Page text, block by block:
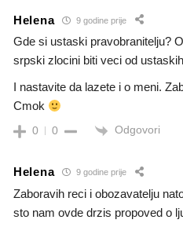
Helena 9 godine prije
Gde si ustaski pravobranitelju?
srpski zlocini biti veci od
I nastavite da lazete i o meni.
Cmok
0 0 Odgovori
Helena 9 godine prije
Zaboravih reci i obozavatelju
sto nam ovde drzis propoved o